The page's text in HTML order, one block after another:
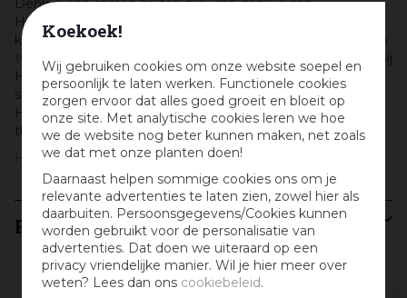
Koekoek!
Wij gebruiken cookies om onze website soepel en
persoonlijk te laten werken. Functionele cookies
zorgen ervoor dat alles goed groeit en bloeit op
onze site. Met analytische cookies leren we hoe
we de website nog beter kunnen maken, net zoals
we dat met onze planten doen!
Daarnaast helpen sommige cookies ons om je
relevante advertenties te laten zien, zowel hier als
daarbuiten. Persoonsgegevens/Cookies kunnen
worden gebruikt voor de personalisatie van
advertenties. Dat doen we uiteraard op een
privacy vriendelijke manier. Wil je hier meer over
weten? Lees dan ons cookiebeleid.
Denk je aan samen buiten zijn, dan denk je aan
Hartman! Dit Nederlandse merk combineert comfort,
kwaliteit en design in al haar producten. Of het nu gaat om
tuinstoelen
tuintafels tuintafelsets of mooie loungesets
, bij
Hartman zit je goed. Kom langs in onze tuinmeubel
showroom in Amsterdam, of shop de tuinmeubelen van
Hartman eenvoudig online en laat ze voordelig
thuisbezorgen.
Hartman
Recensies